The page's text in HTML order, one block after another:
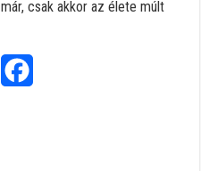
csak akkor az élete múlt